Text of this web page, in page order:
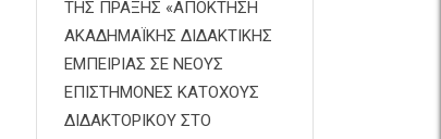
ΤΗΣ ΠΡΑΞΗΣ «ΑΠΟΚΤΗΣΗ
ΑΚΑΔΗΜΑΪΚΗΣ ΔΙΔΑΚΤΙΚΗΣ
ΕΜΠΕΙΡΙΑΣ ΣΕ ΝΕΟΥΣ
ΕΠΙΣΤΗΜΟΝΕΣ ΚΑΤΟΧΟΥΣ
ΔΙΔΑΚΤΟΡΙΚΟΥ ΣΤΟ